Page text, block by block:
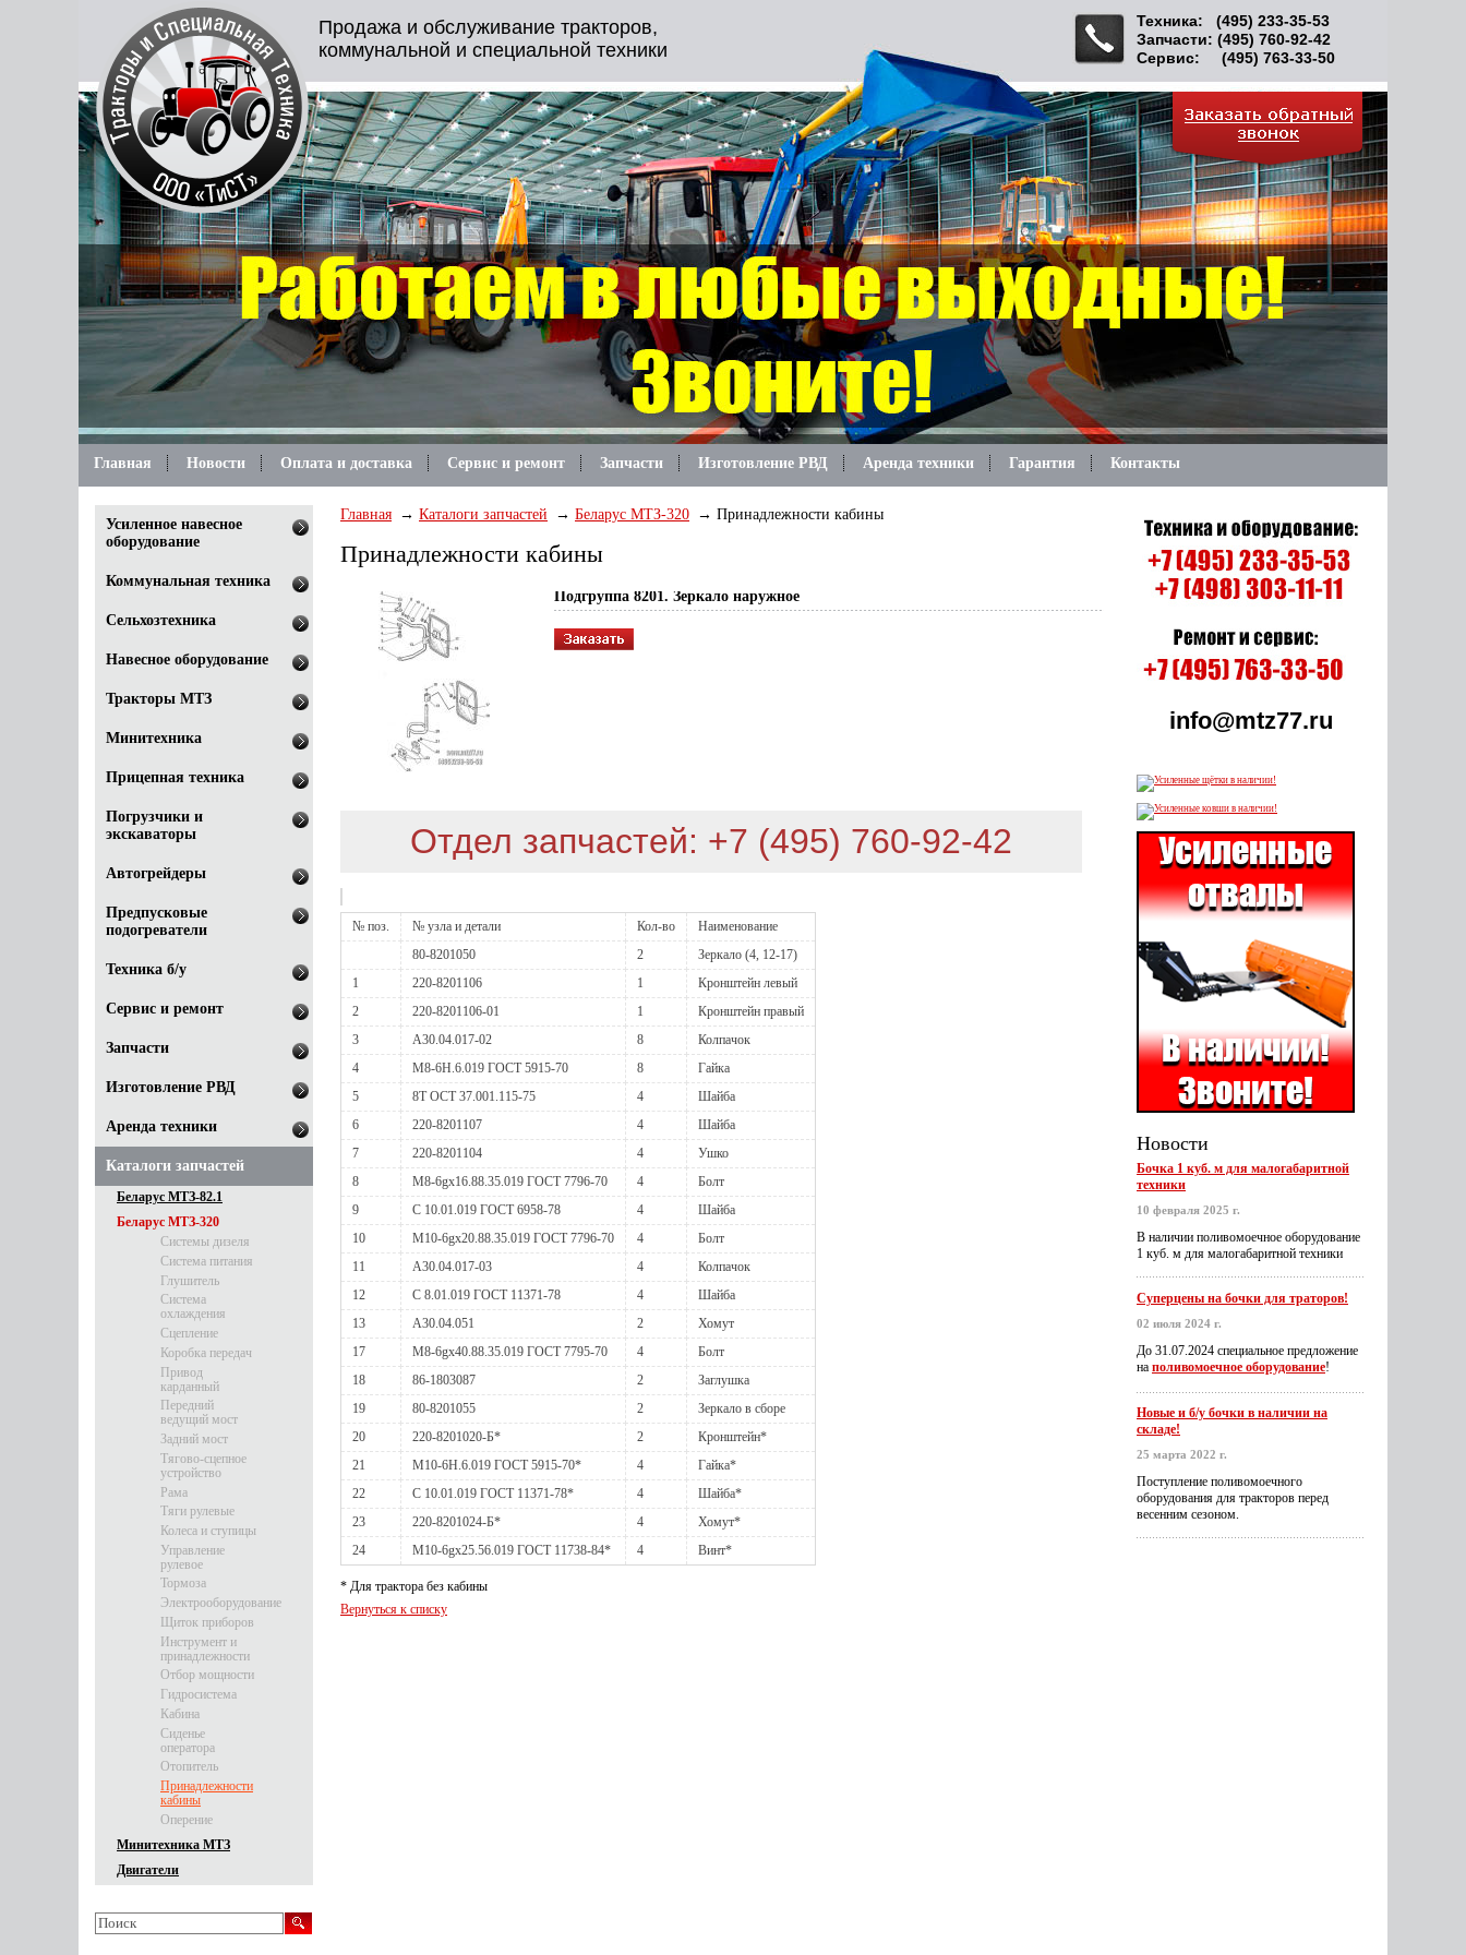
Продажа и обслуживание тракторов,
коммунальной и специальной техники
Техника: (495) 233-35-53
Запчасти: (495) 760-92-42
Сервис: (495) 763-33-50
Главная Новости Оплата и доставка Сервис и ремонт Запчасти Изготовление РВД Аренда техники Гарантия Контакты
Главная Каталоги запчастей Беларус МТЗ-320 Принадлежности кабины
Принадлежности кабины
Подгруппа 8201. Зеркало наружное
Отдел запчастей: +7 (495) 760-92-42
№ поз. № узла и детали Кол-во
Наименование
80-8201050
2
Зеркало (4, 12-17)
1
220-8201106 1
Кронштейн левый
2
220-8201106-01 1
Кронштейн правый
3
A30.04.017-02 8
Колпачок
4
М8-6Н.6.019 ГОСТ 5915-70 8
Гайка
5
8Т ОСТ 37.001.115-75 4
Шайба
6
220-8201107 4
Шайба
7
220-8201104 4
Ушко
8
М8-6gх16.88.35.019 ГОСТ 7796-70 4
Болт
9
С 10.01.019 ГОСТ 6958-78 4
Шайба
10
М10-6gх20.88.35.019 ГОСТ 7796-70 4
Болт
11
A30.04.017-03 4
Колпачок
12
С 8.01.019 ГОСТ 11371-78 4
Шайба
13
A30.04.051 2
Хомут
17
М8-6gх40.88.35.019 ГОСТ 7795-70 4
Болт
18
86-1803087 2
Заглушка
19
80-8201055 2
Зеркало в сборе
20
220-8201020-Б* 2
Кронштейн*
21
М10-6Н.6.019 ГОСТ 5915-70* 4
Гайка*
22
С 10.01.019 ГОСТ 11371-78* 4
Шайба*
23
220-8201024-Б* 4
Хомут*
24
М10-6gх25.56.019 ГОСТ 11738-84* 4 Винт*
* Для трактора без кабины
Вернуться к списку
Усиленное навесное
оборудование
Коммунальная техника
Сельхозтехника
Навесное оборудование
Тракторы МТЗ
Минитехника
Прицепная техника
Погрузчики и
экскаваторы
Автогрейдеры
Предпусковые
подогреватели
Техника б/у
Сервис и ремонт
Запчасти
Изготовление РВД
Аренда техники
Каталоги запчастей
Беларус МТЗ-82.1
Беларус МТЗ-320
Системы дизеля
Система питания
Глушитель
Система
охлаждения
Сцепление
Коробка передач
Привод
карданный
Передний
ведущий мост
Задний мост
Тягово-сцепное
устройство
Рама
Тяги рулевые
Колеса и ступицы
Управление
рулевое
Тормоза
Электрооборудование
Щиток приборов
Инструмент и
принадлежности
Отбор мощности
Гидросистема
Кабина
Сиденье
оператора
Отопитель
Принадлежности
кабины
Оперение
Минитехника МТЗ
Двигатели
info@mtz77.ru
Новости
Бочка 1 куб. м для малогабаритной
техники
10 февраля 2025 г.
В наличии поливомоечное оборудование
1 куб. м для малогабаритной техники
Суперцены на бочки для траторов!
02 июля 2024 г.
До 31.07.2024 специальное предложение
на поливомоечное оборудование!
Новые и б/у бочки в наличии на
складе!
25 марта 2022 г.
Поступление поливомоечного
оборудования для тракторов перед
весенним сезоном.